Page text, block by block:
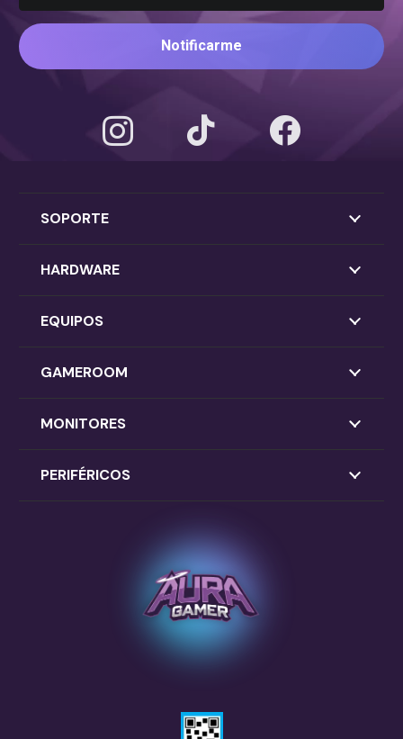
Notificarme
SOPORTE
HARDWARE
EQUIPOS
GAMEROOM
MONITORES
PERIFÉRICOS